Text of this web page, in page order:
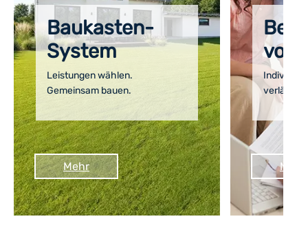
Baukasten-
System
Leistungen wählen.
Gemeinsam bauen.
Mehr
vom
Mehr